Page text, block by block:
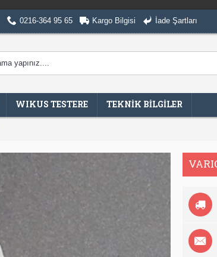
0216-364 95 65 Kargo Bilgisi İade Şartları
WIKUS TESTERE TEKNİK BİLGİLER